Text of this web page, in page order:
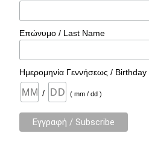
Επώνυμο / Last Name
Ημερομηνία Γεννήσεως / Birthday
/ ( mm / dd )